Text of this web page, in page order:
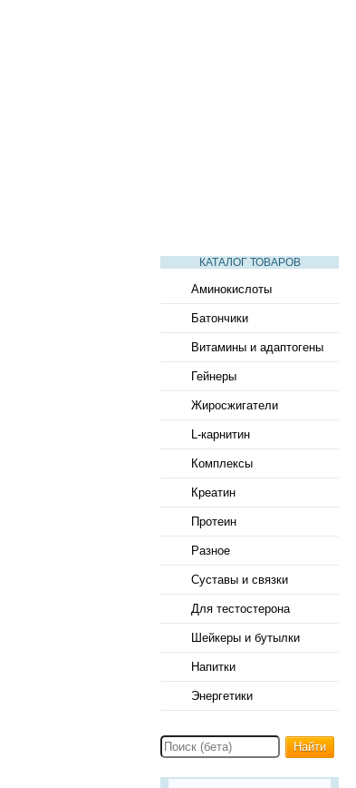
КАТАЛОГ ТОВАРОВ
Аминокислоты
Батончики
Витамины и адаптогены
Гейнеры
Жиросжигатели
L-карнитин
Комплексы
Креатин
Протеин
Разное
Суставы и связки
Для тестостерона
Шейкеры и бутылки
Напитки
Энергетики
Найти